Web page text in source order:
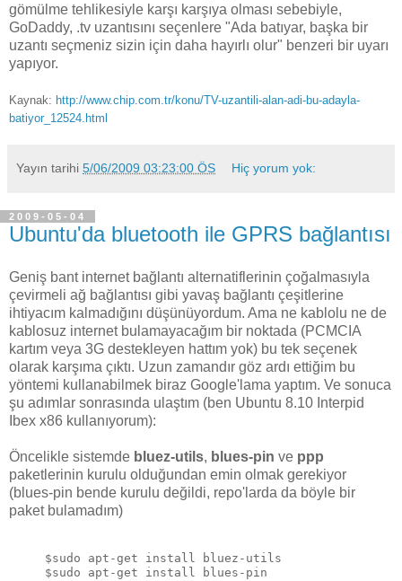
gömülme tehlikesiyle karşı karşıya olması sebebiyle,
GoDaddy, .tv uzantısını seçenlere "Ada batıyar, başka bir
uzantı seçmeniz sizin için daha hayırlı olur" benzeri bir uyarı
yapıyor.
Kaynak: http://www.chip.com.tr/konu/TV-uzantili-alan-adi-bu-adayla-
batiyor_12524.html
Yayın tarihi 5/06/2009 03:23:00 ÖS Hiç yorum yok:
2009-05-04
Ubuntu'da bluetooth ile GPRS bağlantısı
Geniş bant internet bağlantı alternatiflerinin çoğalmasıyla
çevirmeli ağ bağlantısı gibi yavaş bağlantı çeşitlerine
ihtiyacım kalmadığını düşünüyordum. Ama ne kablolu ne de
kablosuz internet bulamayacağım bir noktada (PCMCIA
kartım veya 3G destekleyen hattım yok) bu tek seçenek
olarak karşıma çıktı. Uzun zamandır göz ardı ettiğim bu
yöntemi kullanabilmek biraz Google'lama yaptım. Ve sonuca
şu adımlar sonrasında ulaştım (ben Ubuntu 8.10 Interpid
Ibex x86 kullanıyorum):
Öncelikle sistemde bluez-utils, blues-pin ve ppp
paketlerinin kurulu olduğundan emin olmak gerekiyor
(blues-pin bende kurulu değildi, repo'larda da böyle bir
paket bulamadım)
$sudo apt-get install bluez-utils
$sudo apt-get install blues-pin